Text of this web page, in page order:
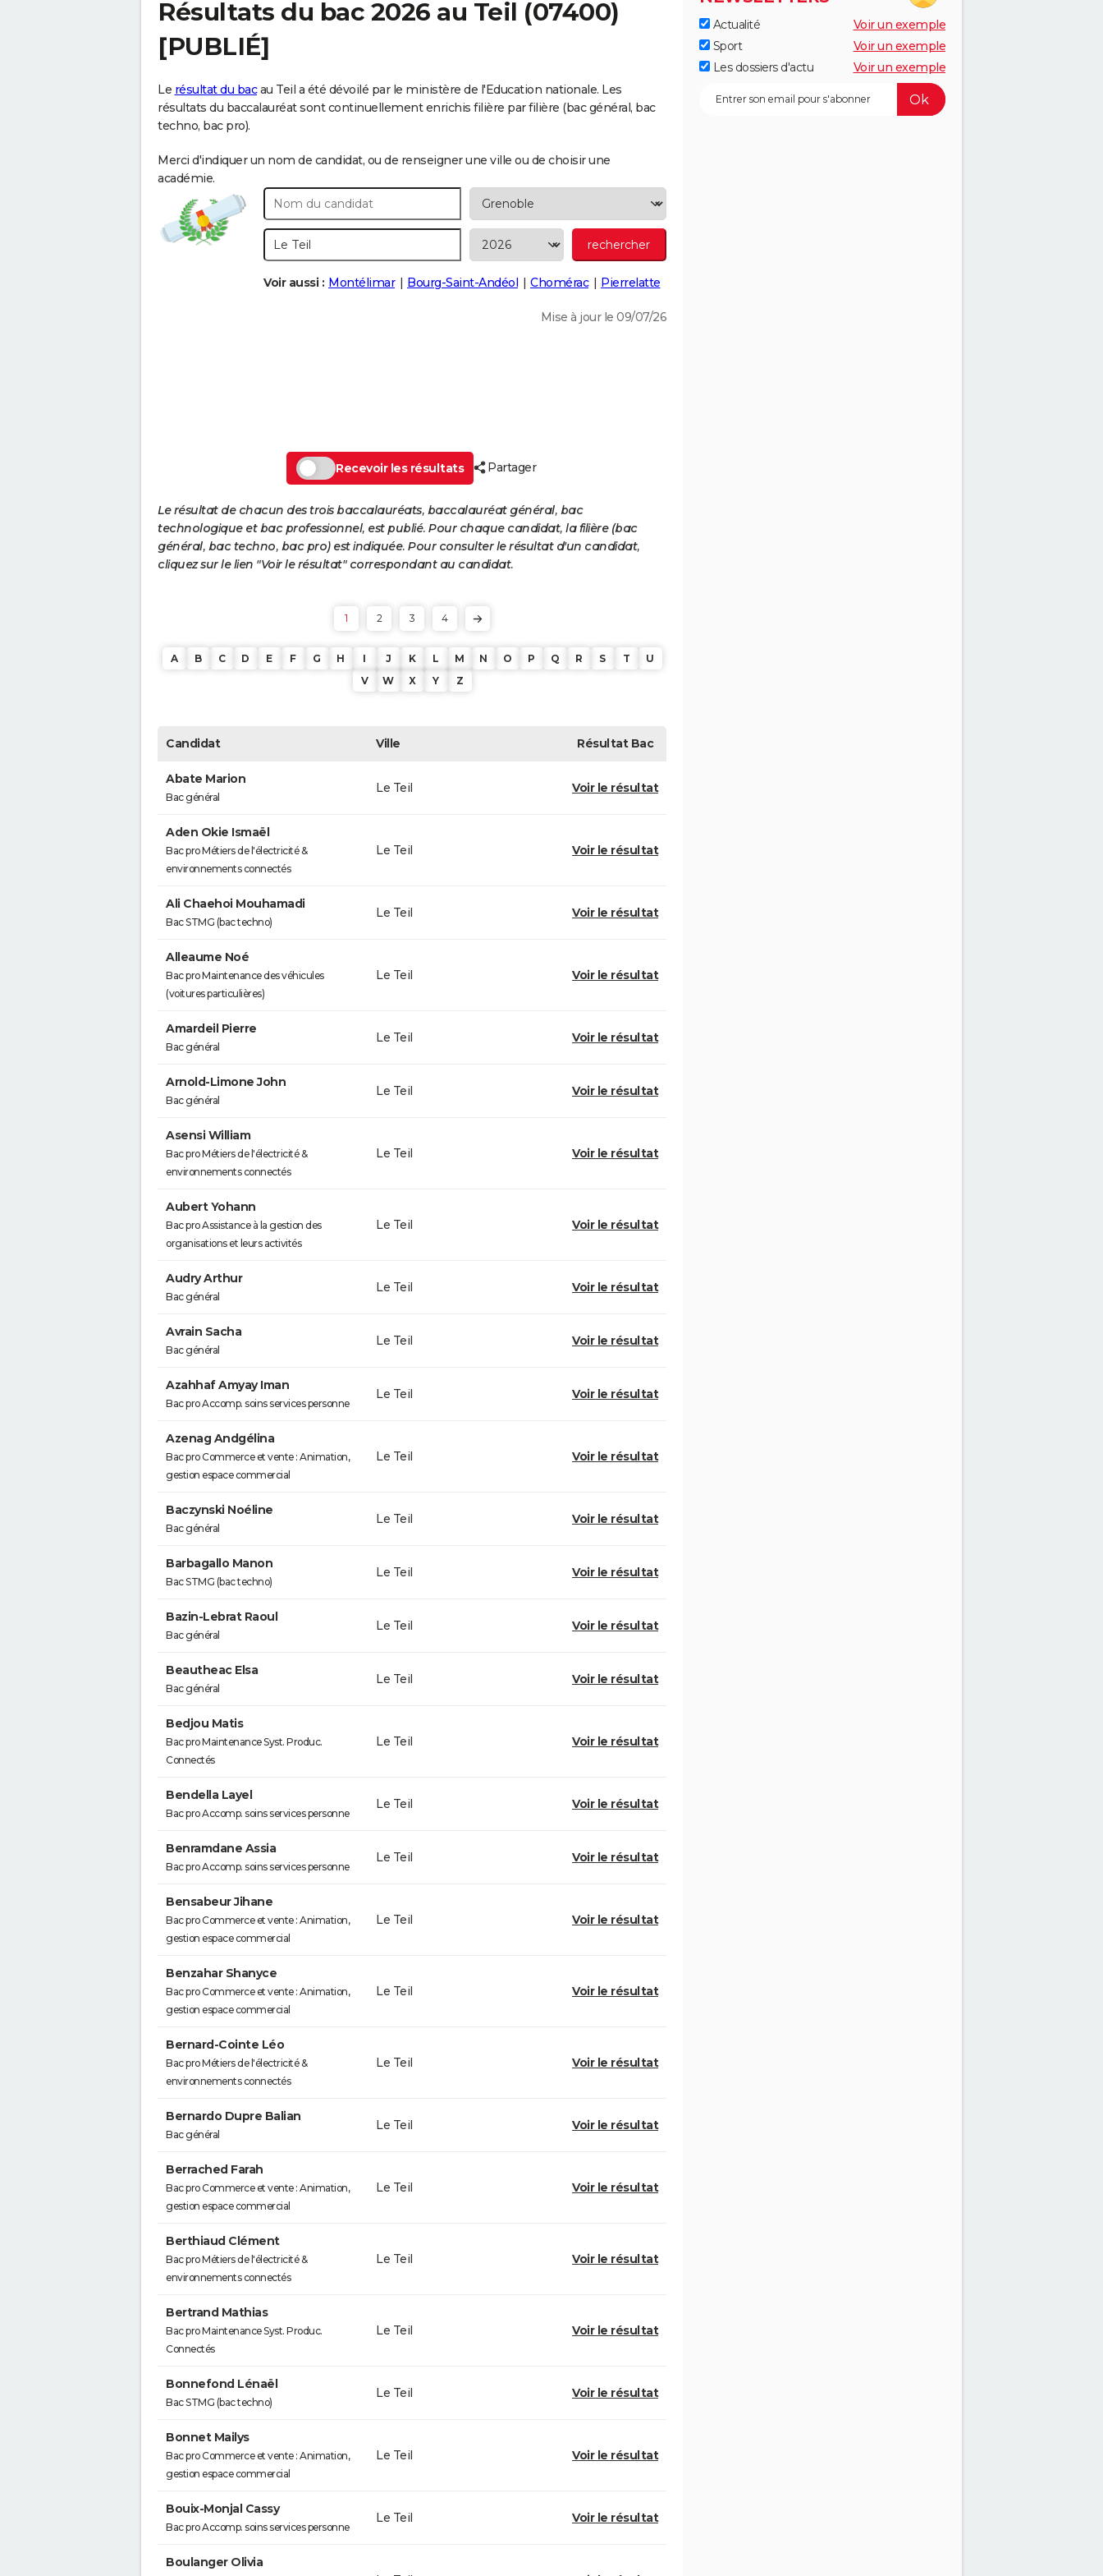
Résultats du bac 2026 au Teil (07400)
[PUBLIÉ]
Le résultat du bacau Teil a été dévoilé par le ministère de l'Education nationale. Les
résultats du baccalauréat sont continuellement enrichis filière par filière (bac général, bac
techno, bac pro).
Merci d'indiquer un nom de candidat, ou de renseigner une ville ou de choisir une
académie.
Voir aussi : Montélimar Bourg-Saint-Andéol Chomérac Pierrelatte
Mise à jour le 09/07/26
Recevoir les résultats Partager
Le résultat de chacun des trois baccalauréats, baccalauréat général, bac
technologique et bac professionnel, est publié. Pour chaque candidat, la filière (bac
général, bac techno, bac pro) est indiquée. Pour consulter le résultat d'un candidat,
cliquez sur le lien "Voir le résultat" correspondant au candidat.
1 2 3 4
A B C D E F G H I J K L M N O P Q R S T
U
V
W X Y Z
Candidat Ville RésultatBac
Abate Marion
Bac général
Le Teil Voir le résultat
Aden Okie Ismaël
Bac pro Métiers de l'électricité &
environnements connectés
Le Teil Voir le résultat
Ali Chaehoi Mouhamadi
Bac STMG (bac techno)
Le Teil Voir le résultat
Alleaume Noé
Bac pro Maintenance des véhicules
(voitures particulières)
Le Teil Voir le résultat
Amardeil Pierre
Bac général
Le Teil Voir le résultat
Arnold-Limone John
Bac général
Le Teil Voir le résultat
Asensi William
Bac pro Métiers de l'électricité &
environnements connectés
Le Teil Voir le résultat
Aubert Yohann
Bac pro Assistance à la gestion des
organisations et leurs activités
Le Teil Voir le résultat
Audry Arthur
Bac général
Le Teil Voir le résultat
Avrain Sacha
Bac général
Le Teil Voir le résultat
Azahhaf Amyay Iman
Bac pro Accomp. soins services personne
Le Teil Voir le résultat
Azenag Andgélina
Bac pro Commerce et vente : Animation,
gestion espace commercial
Le Teil Voir le résultat
Baczynski Noéline
Bac général
Le Teil Voir le résultat
Barbagallo Manon
Bac STMG (bac techno)
Le Teil Voir le résultat
Bazin-Lebrat Raoul
Bac général
Le Teil Voir le résultat
Beautheac Elsa
Bac général
Le Teil Voir le résultat
Bedjou Matis
Bac pro Maintenance Syst. Produc.
Connectés
Le Teil Voir le résultat
Bendella Layel
Bac pro Accomp. soins services personne
Le Teil Voir le résultat
Benramdane Assia
Bac pro Accomp. soins services personne
Le Teil Voir le résultat
Bensabeur Jihane
Bac pro Commerce et vente : Animation,
gestion espace commercial
Le Teil Voir le résultat
Benzahar Shanyce
Bac pro Commerce et vente : Animation,
gestion espace commercial
Le Teil Voir le résultat
Bernard-Cointe Léo
Bac pro Métiers de l'électricité &
environnements connectés
Le Teil Voir le résultat
Bernardo Dupre Balian
Bac général
Le Teil Voir le résultat
Berrached Farah
Bac pro Commerce et vente : Animation,
gestion espace commercial
Le Teil Voir le résultat
Berthiaud Clément
Bac pro Métiers de l'électricité &
environnements connectés
Le Teil Voir le résultat
Bertrand Mathias
Bac pro Maintenance Syst. Produc.
Connectés
Le Teil Voir le résultat
Bonnefond Lénaël
Bac STMG (bac techno)
Le Teil Voir le résultat
Bonnet Mailys
Bac pro Commerce et vente : Animation,
gestion espace commercial
Le Teil Voir le résultat
Bouix-Monjal Cassy
Bac pro Accomp. soins services personne
Le Teil Voir le résultat
Boulanger Olivia
Actualité
Voir un exemple
Sport
Voir un exemple
Les dossiers d'actu
Voir un exemple